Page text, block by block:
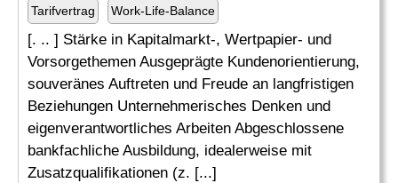
Tarifvertrag Work-Life-Balance
[. .. ] Stärke in Kapitalmarkt-, Wertpapier- und
Vorsorgethemen Ausgeprägte Kundenorientierung,
souveränes Auftreten und Freude an langfristigen
Beziehungen Unternehmerisches Denken und
eigenverantwortliches Arbeiten Abgeschlossene
bankfachliche Ausbildung, idealerweise mit
Zusatzqualifikationen (z. [...]